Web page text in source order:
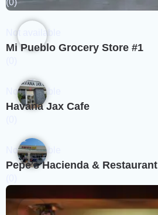
(0)
Not available
Mi Pueblo Grocery Store #1
Not available
Havana Jax Cafe
Not available
Pepe's Hacienda & Restaurant